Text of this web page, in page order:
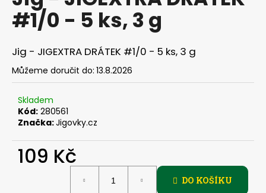
0,0
z
hvězdiček.
#1/0 - 5 ks, 3 g
Jig - JIGEXTRA DRÁTEK #1/0 - 5 ks, 3 g
Můžeme doručit do: 13.8.2026
Skladem
Kód: 280561
Značka:Jigovky.cz
109 Kč
DO KOŠÍKU
a
j
í
t
?